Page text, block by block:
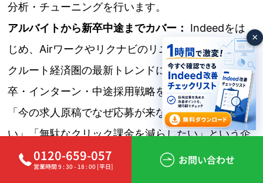
分析・チューニングを行います。
アルバイトから新卒中途までカバー：
Indeedをは
じめ、Airワークやリクナビのリニューアルなど、リ
クルート経済圏の最新トレンドに合わせた最適な新
卒・インターン・中途採用戦略をご提案可能です。
「今の求人原稿でなぜ応募が来ないのか分からな
い」「無駄なクリック課金を減らしたい」という企
業様に向けて、現在無料相談を実施しています。
0120-659-057
営業時間 9 : 30 - 18 : 00 [平日] お問い合わせ
×